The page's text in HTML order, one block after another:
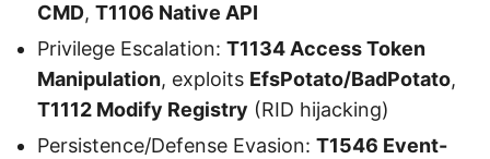
CMD, T1106 Native API
Privilege Escalation: T1134 Access Token
Manipulation, exploits EfsPotato/BadPotato,
T1112 Modify Registry (RID hijacking)
Persistence/Defense Evasion: T1546 Event-